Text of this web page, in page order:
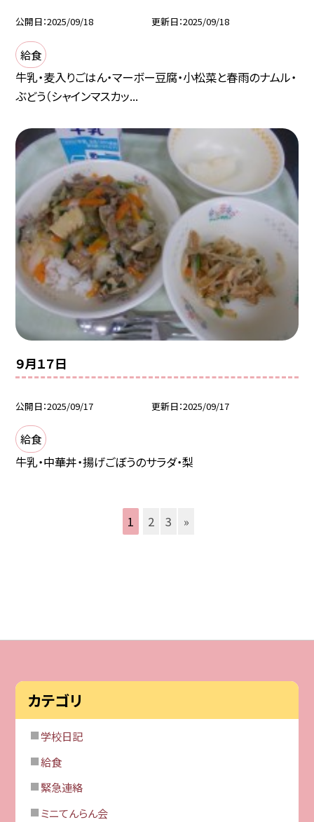
公開日 2025/09/18 更新日 2025/09/18
給食
牛乳・麦入りごはん・マーボー豆腐・小松菜と春雨のナムル・
ぶどう（シャインマスカッ...
９月１７日
公開日 2025/09/17 更新日 2025/09/17
給食
牛乳・中華丼・揚げごぼうのサラダ・梨
1 2 3 »
カテゴリ
学校日記
給食
緊急連絡
ミニてんらん会